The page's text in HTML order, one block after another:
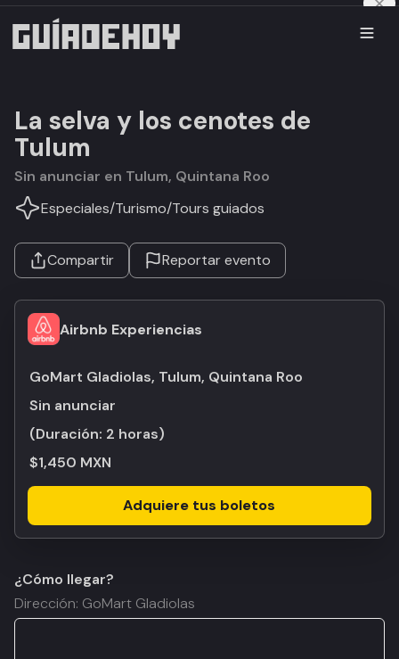
La selva y los cenotes de
Tulum
Sin anunciar en Tulum, Quintana Roo
Especiales/Turismo/Tours guiados
Compartir Reportar evento
Airbnb Experiencias
GoMart Gladiolas, Tulum, Quintana Roo
Sin anunciar
(Duración: 2 horas)
$1,450 MXN
Adquiere tus boletos
¿Cómo llegar?
Dirección: GoMart Gladiolas